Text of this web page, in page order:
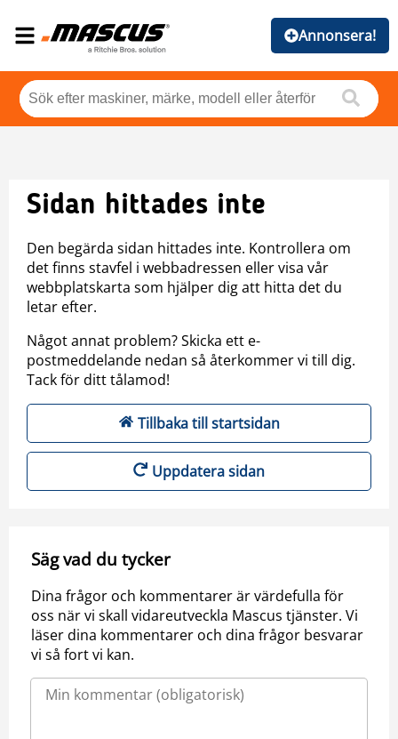
Annonsera!
Sidan hittades inte
Den begärda sidan hittades inte. Kontrollera om
det finns stavfel i webbadressen eller visa vår
webbplatskarta som hjälper dig att hitta det du
letar efter.
Något annat problem? Skicka ett e-
postmeddelande nedan så återkommer vi till dig.
Tack för ditt tålamod!
Tillbaka till startsidan
Uppdatera sidan
Säg vad du tycker
Dina frågor och kommentarer är värdefulla för
oss när vi skall vidareutveckla Mascus tjänster. Vi
läser dina kommentarer och dina frågor besvarar
vi så fort vi kan.